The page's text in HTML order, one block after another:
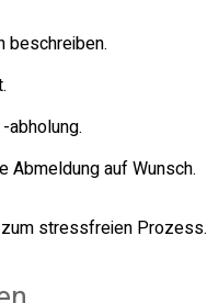
beschreiben.
abholung.
Abmeldung auf Wunsch.
stressfreien Prozess.